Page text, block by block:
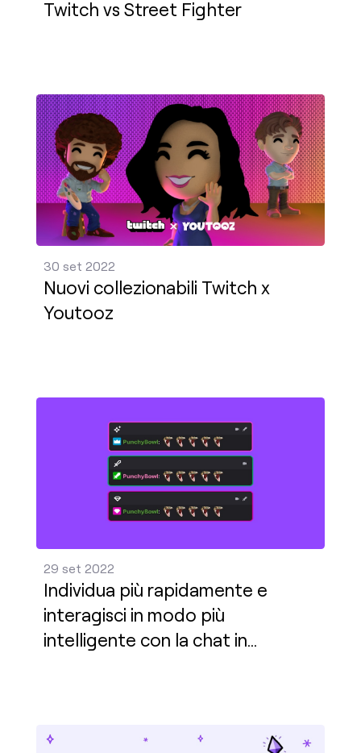
Twitch vs Street Fighter
30 set 2022
Nuovi collezionabili Twitch x
Youtooz
Nuovi collezionabili Twitch x Youtooz Pubblica -
29 set 2022
Individua più rapidamente e
interagisci in modo più
intelligente con la chat in
SUBtember: più a lungo ti abboni, più risparmi.